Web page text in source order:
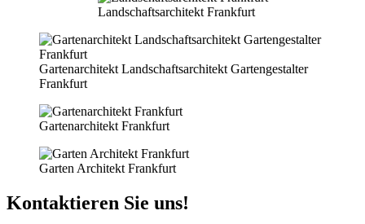
Landschaftsarchitekt Frankfurt
Gartenarchitekt Landschaftsarchitekt Gartengestalter
Frankfurt
Gartenarchitekt Frankfurt
Garten Architekt Frankfurt
Kontaktieren Sie uns!